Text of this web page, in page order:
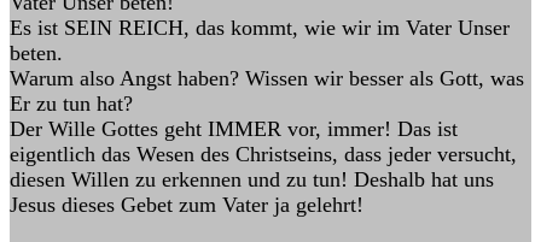
Es ist SEIN REICH, das kommt, wie wir im Vater Unser
beten.
Warum also Angst haben? Wissen wir besser als Gott, was
Er zu tun hat?
Der Wille Gottes geht IMMER vor, immer! Das ist
eigentlich das Wesen des Christseins, dass jeder versucht,
diesen Willen zu erkennen und zu tun! Deshalb hat uns
Jesus dieses Gebet zum Vater ja gelehrt!